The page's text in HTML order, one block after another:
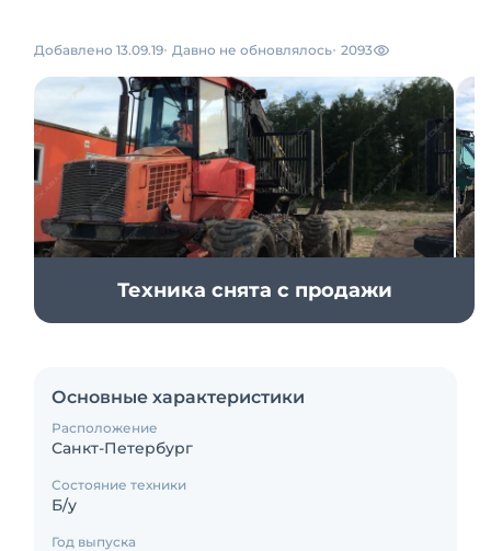
Добавлено 13.09.19 Давно не обновлялось 2093
Техника снята с продажи
Основные характеристики
Расположение
Санкт-Петербург
Состояние техники
Б/у
Год выпуска